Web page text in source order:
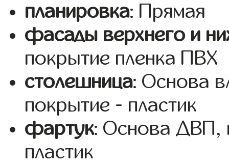
планировка: Прямая
фасады верхнего и
покрытие пленка ПВХ
столешница: Основа
покрытие - пластик
фартук: Основа ДВП,
пластик